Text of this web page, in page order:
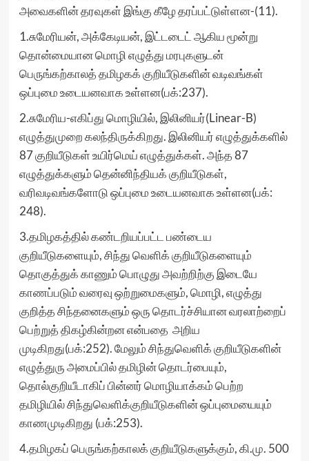
அவைகளின் தரவுகள் இங்கு கீழே தரப்பட்டுள்ளன-(11).
1.சுமேரியன், அக்கேடியன், இட்டடைட் ஆகிய மூன்று
தொன்மையான மொழி எழுத்து மரபுகளுடன்
பெருங்கற்காலத் தமிழகக் குறியீடுகளின் வடிவங்கள்
ஒப்புமை உடையனவாக உள்ளன(பக்:237).
2.சுமேரிய-எகிப்து மொழியில், இலினியர்(Linear-B)
எழுத்துமுறை கலந்திருக்கிறது. இலினியர் எழுத்துக்களில்
87 குறியீடுகள் உயிர்மெய் எழுத்துக்கள். அந்த 87
எழுத்துக்களும் தென்னிந்தியக் குறியீடுகள்,
வரிவடிவங்களோடு ஒப்புமை உடையனவாக உள்ளன(பக்:
248).
3.தமிழகத்தில் கண்டறியப்பட்ட பண்டைய
குறியீடுகளையும், சிந்து வெளிக் குறியீடுகளையும்
தொகுத்துக் காணும் பொழுது அவற்றிற்கு இடையே
காணப்படும் வரைவு ஒற்றுமைகளும், மொழி, எழுத்து
குறித்த சிந்தனைகளும் ஒரு தொடர்ச்சியான வரலாற்றைப்
பெற்றுத் திகழ்கின்றன என்பதை அறிய
முடிகிறது(பக்:252). மேலும் சிந்துவெளிக் குறியீடுகளின்
எழுத்துரு அமைப்பில் தமிழின் தொடர்பையும்,
தொல்குறியீடாகிப் பின்னர் மொழியாக்கம் பெற்ற
தமிழியில் சிந்துவெளிக்குறியீடுகளின் ஒப்புமையையும்
காணமுடிகிறது (பக்:253).
4.தமிழகப் பெருங்கற்காலக் குறியீடுகளுக்கும், கி.மு. 500